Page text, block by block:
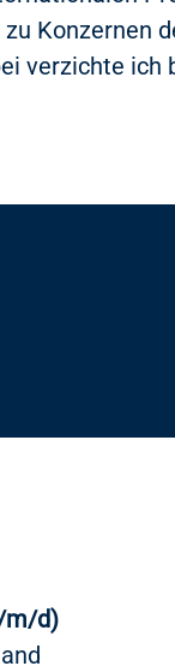
Konzernen
verzichte
m/d)